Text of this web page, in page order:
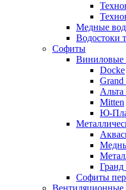
Медные
Водостоки
Софиты
Виниловые
Docke
Mitten
Ю-
Софиты
Вентиляционные